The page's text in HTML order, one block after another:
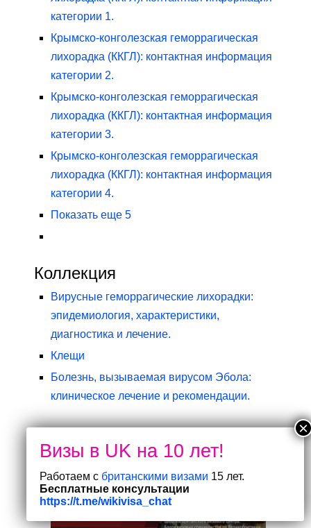
категории 1.
Крымско-конголезская геморрагическая
лихорадка (ККГЛ): контактная информация
категории 2.
Крымско-конголезская геморрагическая
лихорадка (ККГЛ): контактная информация
категории 3.
Крымско-конголезская геморрагическая
лихорадка (ККГЛ): контактная информация
категории 4.
Показать еще 5
Коллекция
Вирусные геморрагические лихорадки:
эпидемиология, характеристики,
диагностика и лечение.
Клещи
Болезнь, вызываемая вирусом Эбола:
клиническое лечение и рекомендации.
Изучите эту тему.
Инфекционные заболевания
Работаем с британскими визами 15 лет.
Бесплатные консультации
https://t.me/wikivisa_chat